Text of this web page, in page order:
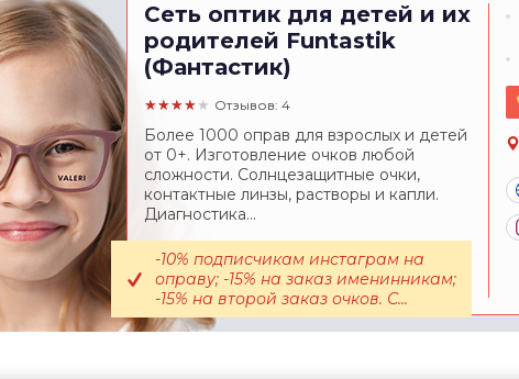
Сеть оптик для детей и их
родителей Funtastik
(Фантастик)
★★★★★ Отзывов: 4
Более 1000 оправ для взрослых и детей
от 0+. Изготовление очков любой
сложности. Солнцезащитные очки,
контактные линзы, растворы и капли.
Диагностика...
-10% подписчикам инстаграм на
оправу; -15% на заказ именинникам;
-15% на второй заказ очков. С...